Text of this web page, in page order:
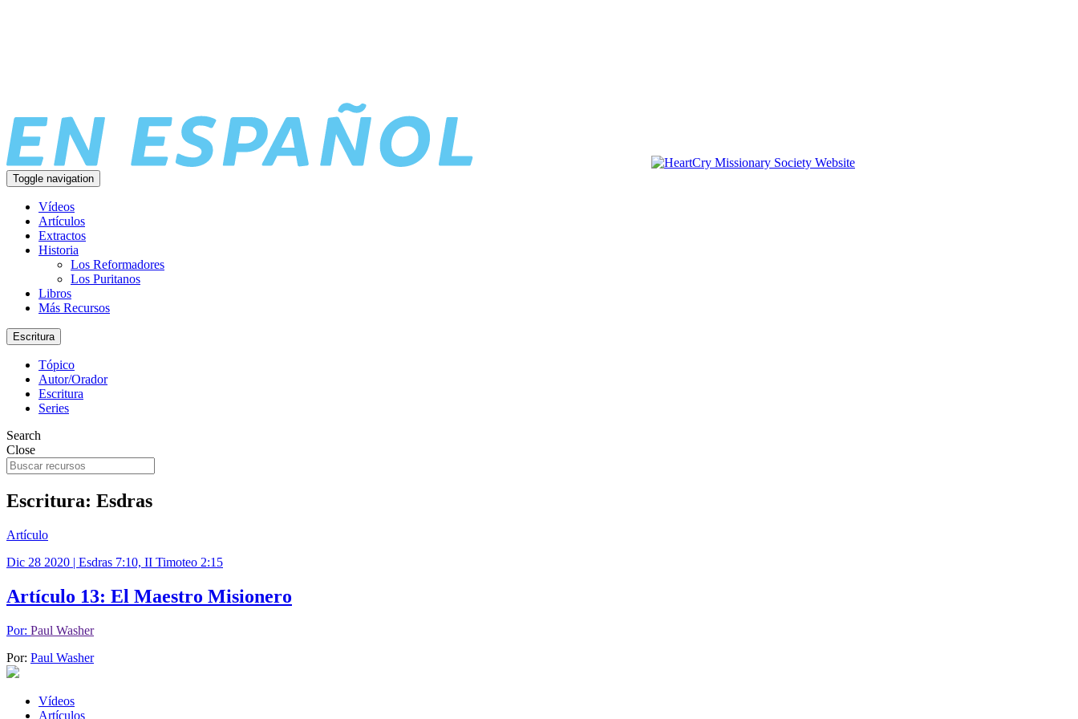
Toggle navigation
Vídeos
Artículos
Extractos
Historia
Los Reformadores
Los Puritanos
Libros
Más Recursos
Escritura
Tópico
Autor/Orador
Escritura
Series
Search
Close
Escritura: Esdras
Artículo
Dic 28 2020 | Esdras 7:10, II Timoteo 2:15
Artículo 13: El Maestro Misionero
Por: Paul Washer
Por: Paul Washer
Vídeos
Artículos